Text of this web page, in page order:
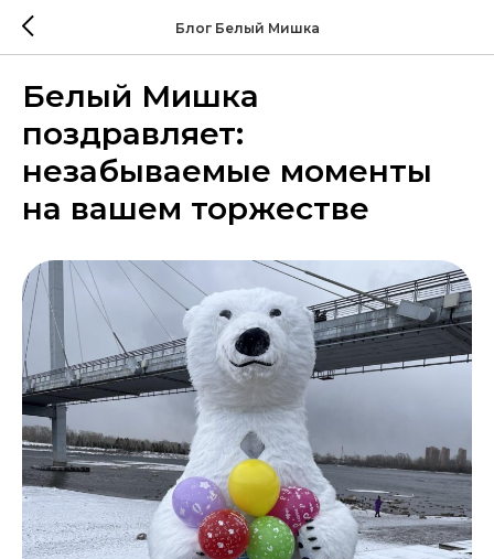
Блог Белый Мишка
Белый Мишка
поздравляет:
незабываемые моменты
на вашем торжестве